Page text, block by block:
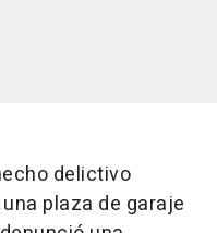
delictivo
plaza de garaje